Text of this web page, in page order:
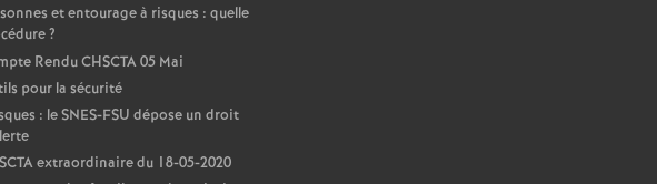
e
g
r
et entourage à risques : quelle
?
Rendu CHSCTA 05 Mai
pour la sécurité
: le SNES-FSU dépose un droit
extraordinaire du 18-05-2020